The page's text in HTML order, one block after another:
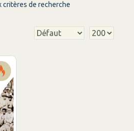
critères de recherche